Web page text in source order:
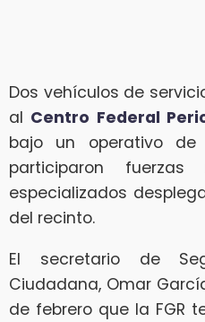
Dos vehículos de
al Centro Federal
bajo un operativo
participaron
especializados
del recinto.
El secretario de
Ciudadana, Omar
de febrero que la FGR